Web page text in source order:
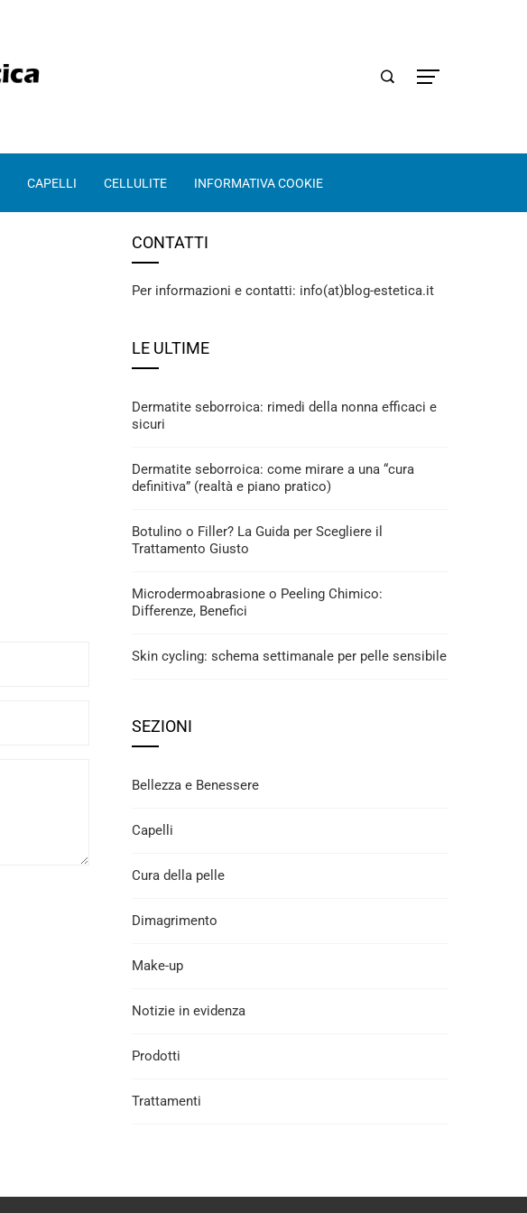
CAPELLI CELLULITE INFORMATIVA COOKIE
CONTATTI
Per informazioni e contatti: info(at)blog-estetica.it
LE ULTIME
Dermatite seborroica: rimedi della nonna efficaci e
sicuri
Dermatite seborroica: come mirare a una “cura
definitiva” (realtà e piano pratico)
Botulino o Filler? La Guida per Scegliere il
Trattamento Giusto
Microdermoabrasione o Peeling Chimico:
Differenze, Benefici
Skin cycling: schema settimanale per pelle sensibile
SEZIONI
Bellezza e Benessere
Capelli
Cura della pelle
Dimagrimento
Make-up
Notizie in evidenza
Prodotti
Trattamenti